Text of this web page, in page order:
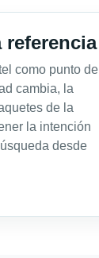
referencia
como punto de
cambia, la
de la
la intención
desde